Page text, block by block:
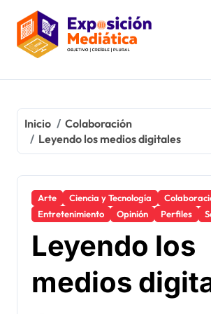
contenido
Inicio
Colaboración
Leyendo los medios digitales
Arte Ciencia y Tecnología
Entretenimiento
Opinión Perfiles
Leyendo los
medios